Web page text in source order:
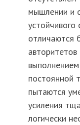
мышлении и
отличаются
постоянной
пытаются
усиления
логически